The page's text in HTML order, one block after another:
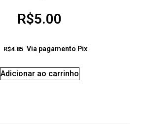
R$5.00
R$4.85 Via pagamento Pix
Adicionar ao carrinho